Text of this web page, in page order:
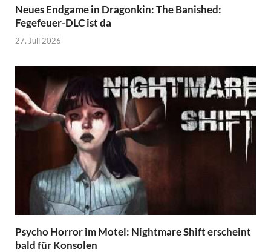
Neues Endgame in Dragonkin: The Banished:
Fegefeuer-DLC ist da
27. Juli 2026
Psycho Horror im Motel: Nightmare Shift erscheint
bald für Konsolen